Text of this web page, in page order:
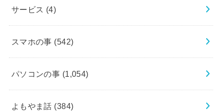
サービス (4)
スマホの事 (542)
パソコンの事 (1,054)
よもやま話 (384)